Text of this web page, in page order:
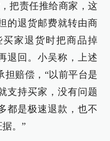
把责任推给商家，这
的退货邮费就转由商
家退货时把商品掉
退回。小吴称，上述
担赔偿，“以前平台是
支持买家，没有问题
都是极速退款，也不
。”